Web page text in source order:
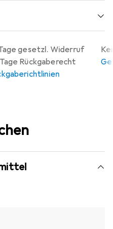
gesetzl. Widerruf
Rückgaberecht